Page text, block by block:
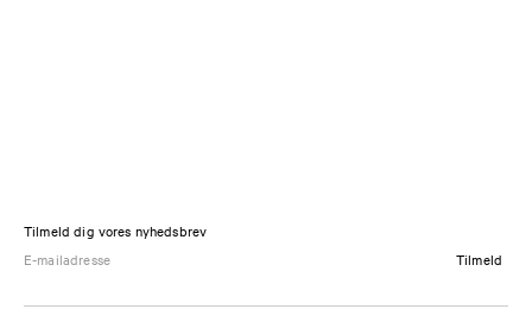
Tilmeld dig vores nyhedsbrev
Tilmeld